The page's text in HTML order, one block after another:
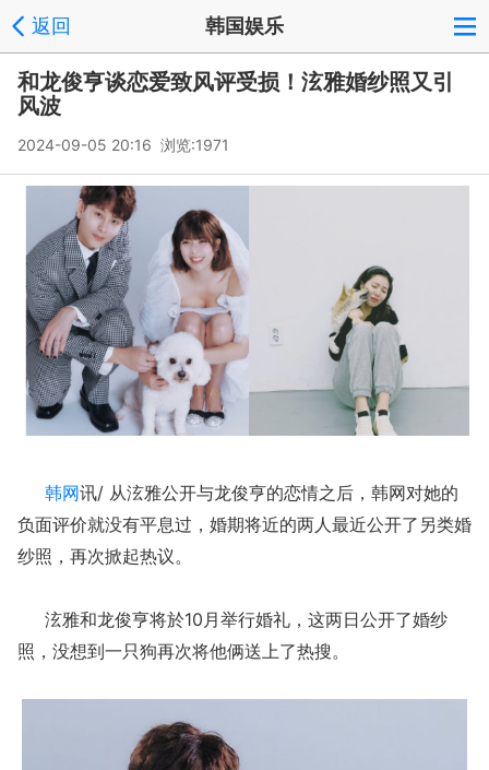
返回 韩国娱乐
和龙俊亨谈恋爱致风评受损！泫雅婚纱照又引
风波
2024-09-05 20:16 浏览:1971
韩网讯/ 从泫雅公开与龙俊亨的恋情之后，韩网对她的
负面评价就没有平息过，婚期将近的两人最近公开了另类婚
纱照，再次掀起热议。
泫雅和龙俊亨将於10月举行婚礼，这两日公开了婚纱
照，没想到一只狗再次将他俩送上了热搜。